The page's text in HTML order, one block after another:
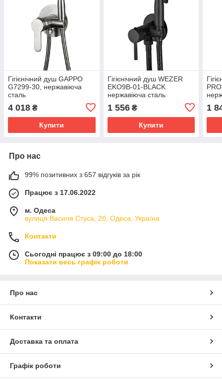
Гігієнічний душ GAPPO
G7299-30, нержавіюча
сталь
4 018 ₴
Купити
Гігієнічний душ WEZER
EKO9В-01-BLACK
нержавіюча сталь
1 556₴
Купити
1
Про нас
99% позитивних з 657 відгуків за рік
Працює з 17.06.2022
м. Одеса
вулиця Василя Стуса, 2б, Одеса, Україна
Контакти
Сьогодні працює з 09:00 до 18:00
Показати весь графік роботи
Про нас
Контакти
Доставка та оплата
Графік роботи